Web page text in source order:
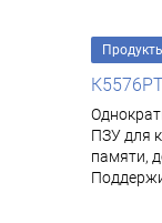
ПЗУ для
памяти,